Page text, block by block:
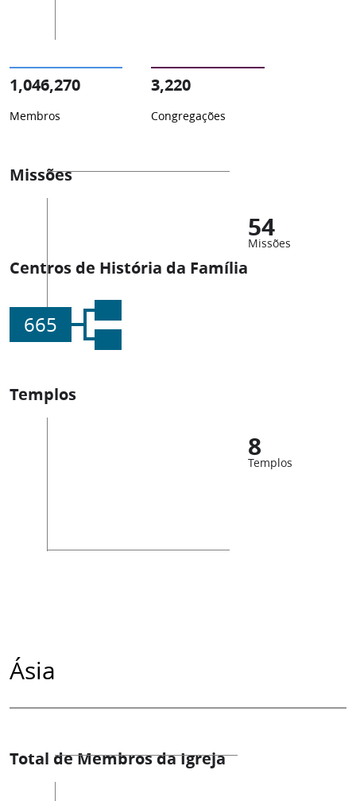
1,046,270
Membros
3,220
Congregações
Missões
54
Missões
Centros de História da Família
665
Templos
8
Templos
Ásia
Total de Membros da Igreja